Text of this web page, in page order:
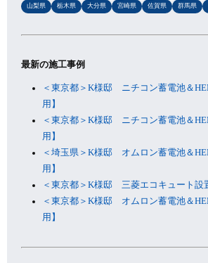
山梨県
栃木県 大分県 宮崎県 佐賀県 群馬県
最新の施工事例
＜東京都＞K様邸 ニチコン蓄電池＆
用】
＜東京都＞K様邸 ニチコン蓄電池＆
用】
＜埼玉県＞K様邸 オムロン蓄電池＆
用】
＜東京都＞K様邸 三菱エコキュート設
＜東京都＞K様邸 オムロン蓄電池＆
用】